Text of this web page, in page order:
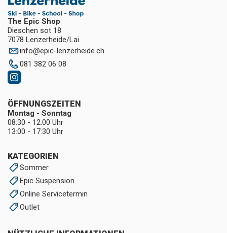
The Epic Shop
Dieschen sot 18
7078 Lenzerheide/Lai
info@epic-lenzerheide.ch
081 382 06 08
KATEGORIEN
Sommer
Epic Suspension
Online Servicetermin
Outlet
ÖFFNUNGSZEITEN
Montag - Sonntag
08:30 - 12:00 Uhr
13:00 - 17:30 Uhr